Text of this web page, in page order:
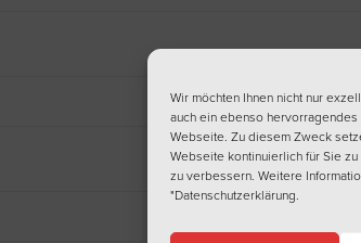
Wir möchten Ihnen nicht nur
auch ein ebenso
Webseite. Zu diesem Zweck
Webseite kontinuierlich für Sie
zu verbessern. Weitere
"Datenschutzerklärung.